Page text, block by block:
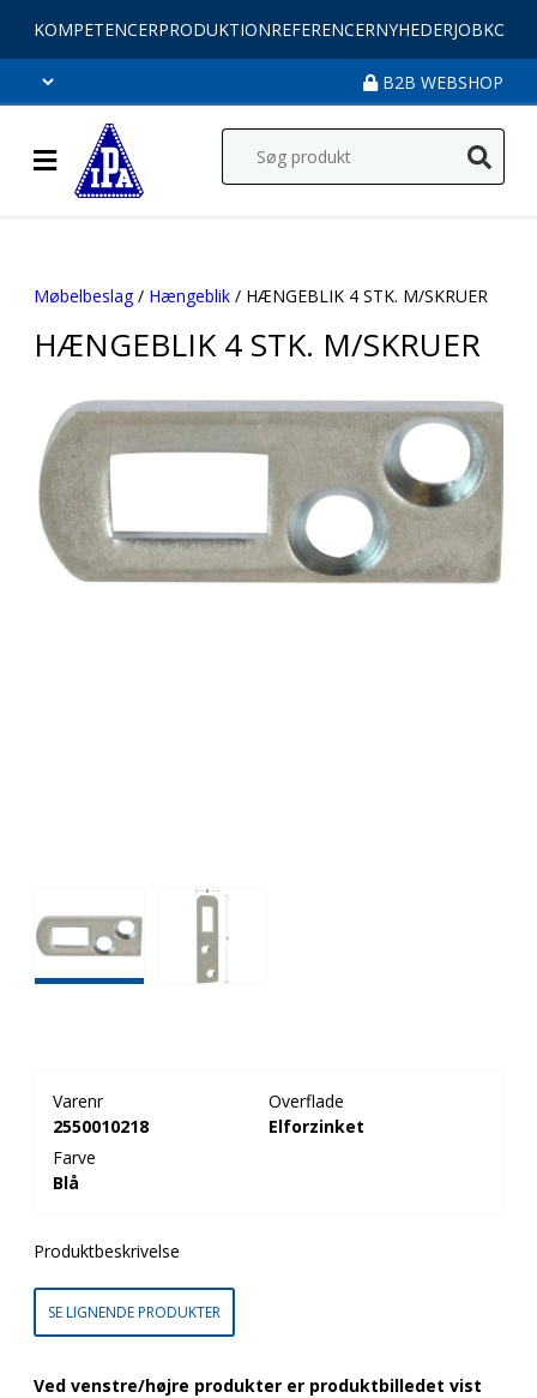
KOMPETENCERPRODUKTIONREFERENCERNYHEDERJOB
B2B WEBSHOP
Møbelbeslag/ Hængeblik / HÆNGEBLIK 4 STK. M/SKRUER
HÆNGEBLIK 4 STK. M/SKRUER
Varenr
2550010218
Overflade
Elforzinket
Farve
Blå
Produktbeskrivelse
SE LIGNENDE PRODUKTER
Ved venstre/højre produkter er produktbilledet vist